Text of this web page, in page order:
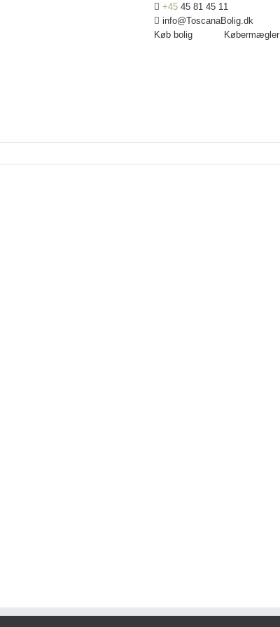
+45 45 81 45 11
info@ToscanaBolig.dk
Køb bolig
Købermægler